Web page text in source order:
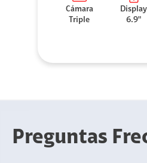
Cámara
Triple
Display
6.9"
Preguntas